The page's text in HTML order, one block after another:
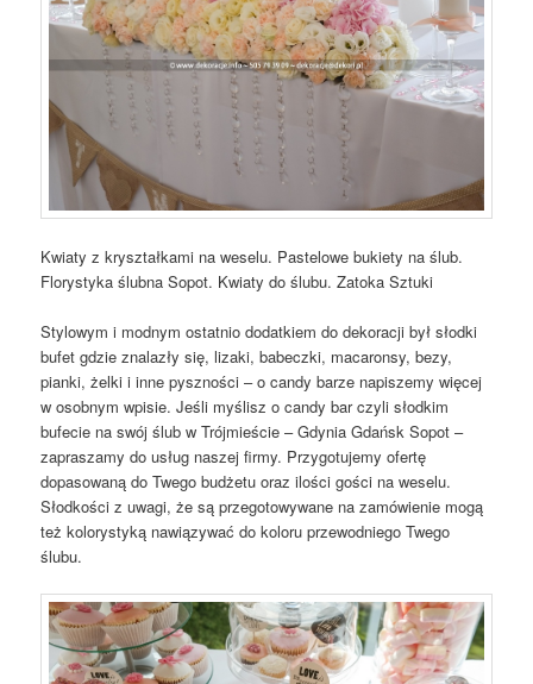
Kwiaty z kryształkami na weselu. Pastelowe bukiety na ślub.
Florystyka ślubna Sopot. Kwiaty do ślubu. Zatoka Sztuki
Stylowym i modnym ostatnio dodatkiem do dekoracji był słodki
bufet gdzie znalazły się, lizaki, babeczki, macaronsy, bezy,
pianki, żelki i inne pyszności – o candy barze napiszemy więcej
w osobnym wpisie. Jeśli myślisz o candy bar czyli słodkim
bufecie na swój ślub w Trójmieście – Gdynia Gdańsk Sopot –
zapraszamy do usług naszej firmy. Przygotujemy ofertę
dopasowaną do Twego budżetu oraz ilości gości na weselu.
Słodkości z uwagi, że są przegotowywane na zamówienie mogą
też kolorystyką nawiązywać do koloru przewodniego Twego
ślubu.